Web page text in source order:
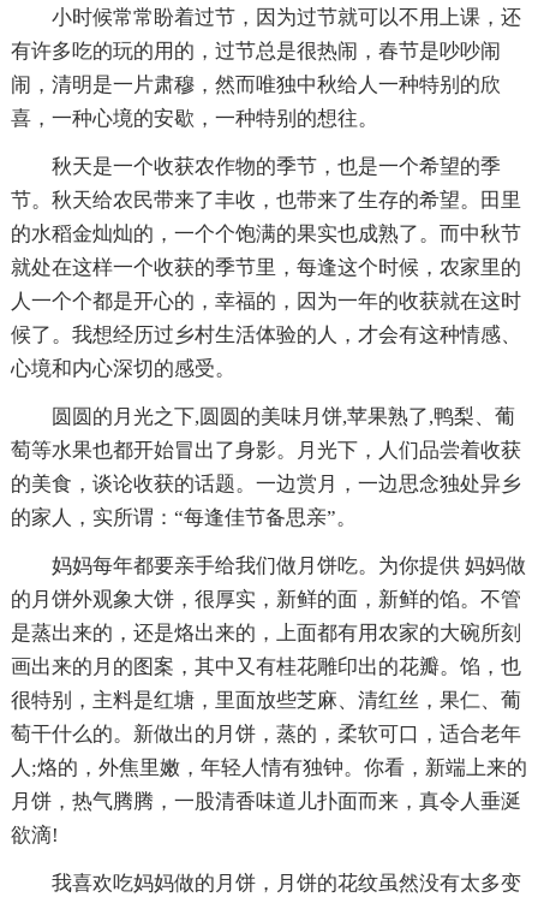
小时候常常盼着过节，因为过节就可以不用上课，还
有许多吃的玩的用的，过节总是很热闹，春节是吵吵闹
闹，清明是一片肃穆，然而唯独中秋给人一种特别的欣
喜，一种心境的安歇，一种特别的想往。
秋天是一个收获农作物的季节，也是一个希望的季
节。秋天给农民带来了丰收，也带来了生存的希望。田里
的水稻金灿灿的，一个个饱满的果实也成熟了。而中秋节
就处在这样一个收获的季节里，每逢这个时候，农家里的
人一个个都是开心的，幸福的，因为一年的收获就在这时
候了。我想经历过乡村生活体验的人，才会有这种情感、
心境和内心深切的感受。
圆圆的月光之下,圆圆的美味月饼,苹果熟了,鸭梨、葡
萄等水果也都开始冒出了身影。月光下，人们品尝着收获
的美食，谈论收获的话题。一边赏月，一边思念独处异乡
的家人，实所谓：“每逢佳节备思亲”。
妈妈每年都要亲手给我们做月饼吃。为你提供 妈妈做
的月饼外观象大饼，很厚实，新鲜的面，新鲜的馅。不管
是蒸出来的，还是烙出来的，上面都有用农家的大碗所刻
画出来的月的图案，其中又有桂花雕印出的花瓣。馅，也
很特别，主料是红塘，里面放些芝麻、清红丝，果仁、葡
萄干什么的。新做出的月饼，蒸的，柔软可口，适合老年
人;烙的，外焦里嫩，年轻人情有独钟。你看，新端上来的
月饼，热气腾腾，一股清香味道儿扑面而来，真令人垂涎
欲滴!
我喜欢吃妈妈做的月饼，月饼的花纹虽然没有太多变